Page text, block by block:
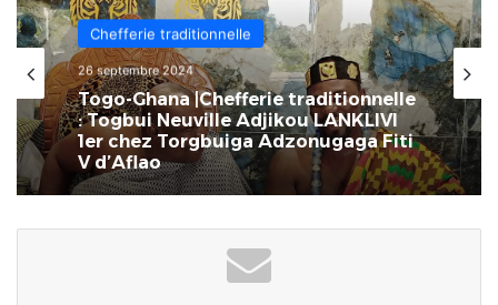
Chefferie traditionnelle
26 septembre 2024
Togo-Ghana |Chefferie traditionnelle
: Togbui Neuville Adjikou LANKLIVI
1er chez Torgbuiga Adzonugaga Fiti
V d’Aflao